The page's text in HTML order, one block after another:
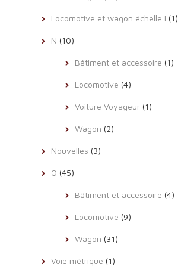
Locomotive et wagon échelle I (1)
N (10)
Bâtiment et accessoire (1)
Locomotive (4)
Voiture Voyageur (1)
Wagon (2)
Nouvelles (3)
O (45)
Bâtiment et accessoire (4)
Locomotive (9)
Wagon (31)
Voie métrique (1)